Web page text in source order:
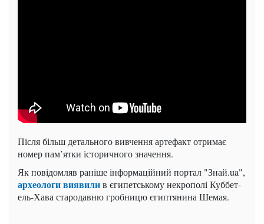
Після більш детального вивчення артефакт отримає
номер пам’ятки історичного значення.
Як повідомляв раніше інформаційний портал "Знай.ua",
археологи виявилив єгипетському некрополі Куббет-
ель-Хава стародавню гробницю єгиптянина Шемая.